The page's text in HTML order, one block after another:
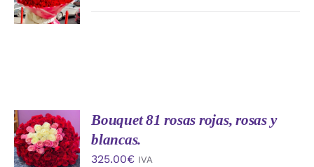
/
DETALLES
AÑADIR
AL
CARRITO
/
Bouquet 81 rosas rojas, rosas y
blancas.
325.00€ IVA